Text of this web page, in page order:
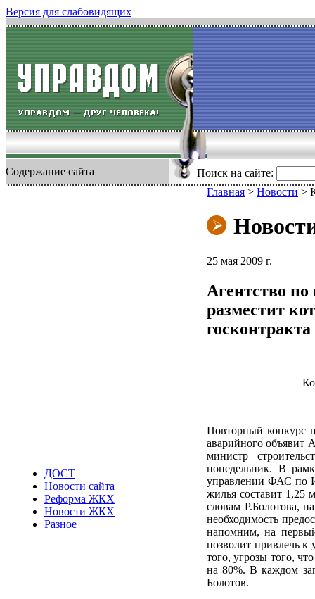
Версия для слабовидящих
Содержание сайта Поиск на сайте:
ДОСТ
Новости сайта
Реформа ЖКХ
Новости ЖКХ
Разное
Главная > Новости >
25 мая 2009 г.
Агентство по
разместит
Повторный конкурс
аварийного объявит
министр
понедельник. В
управлении ФАС по
жилья составит 1,25
словам Р.Болотова,
необходимость
напомним, на
позволит привлечь к
того, угрозы того,
на 80%. В каждом
Болотов.